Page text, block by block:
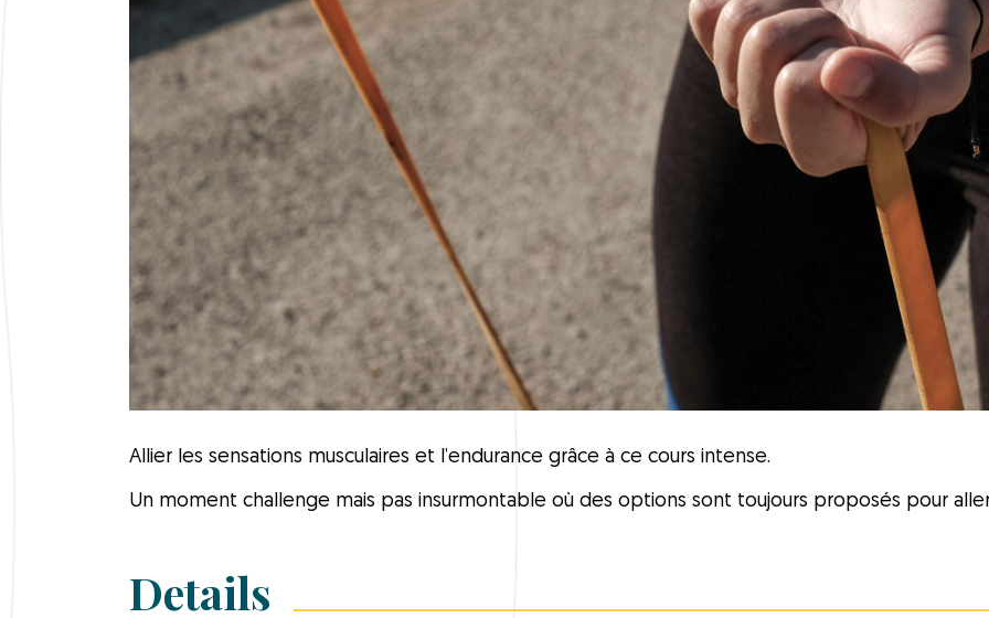
Allier les sensations musculaires et l’endurance grâce à ce cours intense.
Un moment challenge mais pas insurmontable où des options sont toujours proposés pour
Details